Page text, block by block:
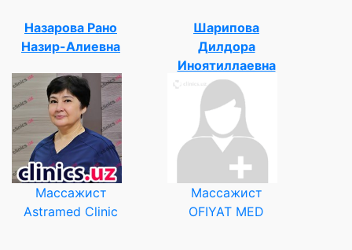
Назарова Рано
Назир-Алиевна
Массажист
Astramed Clinic
Шарипова
Дилдора
Иноятиллаевна
Массажист
OFIYAT MED